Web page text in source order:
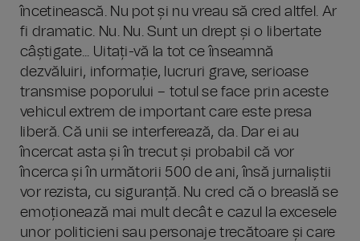
încetinească. Nu pot și nu vreau să cred altfel. Ar
fi dramatic. Nu. Nu. Sunt un drept și o libertate
câștigate... Uitați-vă la tot ce înseamnă
dezvăluiri, informație, lucruri grave, serioase
transmise poporului – totul se face prin aceste
vehicul extrem de important care este presa
liberă. Că unii se interferează, da. Dar ei au
încercat asta și în trecut și probabil că vor
încerca și în următorii 500 de ani, însă jurnaliștii
vor rezista, cu siguranță. Nu cred că o breaslă se
emoționează mai mult decât e cazul la excesele
unor politicieni sau personaje trecătoare și care